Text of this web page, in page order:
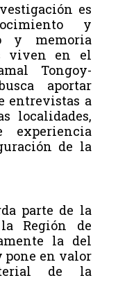
es
y
y memoria
viven en el
Tongoy-
aportar
entrevistas a
localidades,
experiencia
de la
parte de la
Región de
la del
pone en valor
de la